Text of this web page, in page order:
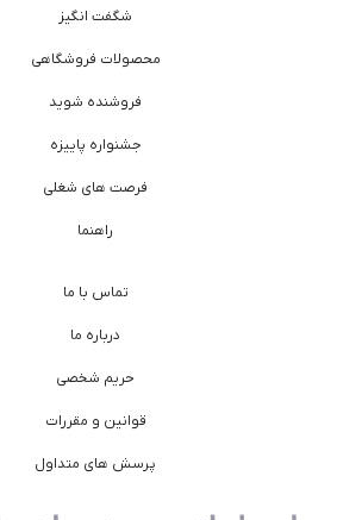
شگفت انگیز
محصولات فروشگاهی
فروشنده شوید
جشنواره پاییزه
فرصت های شغلی
راهنما
تماس با ما
درباره ما
حریم شخصی
قوانین و مقررات
پرسش های متداول